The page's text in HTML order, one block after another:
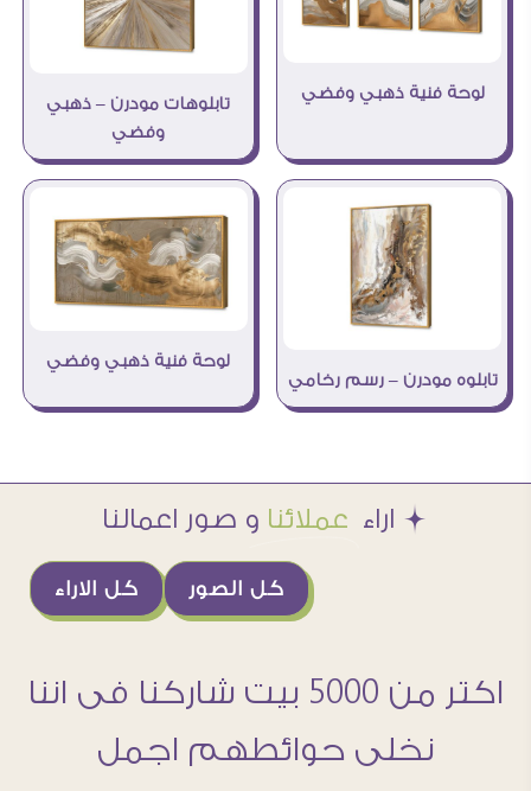
لوحة فنية ذهبي وفضي
تابلوهات مودرن – ذهبي
وفضي
تابلوه مودرن – رسم رخامي
لوحة فنية ذهبي وفضي
Æ اراء عملائنا و صور اعمالنا
كل الاراء كل الصور
اكتر من 5000 بيت شاركنا فى اننا
نخلى حوائطهم اجمل